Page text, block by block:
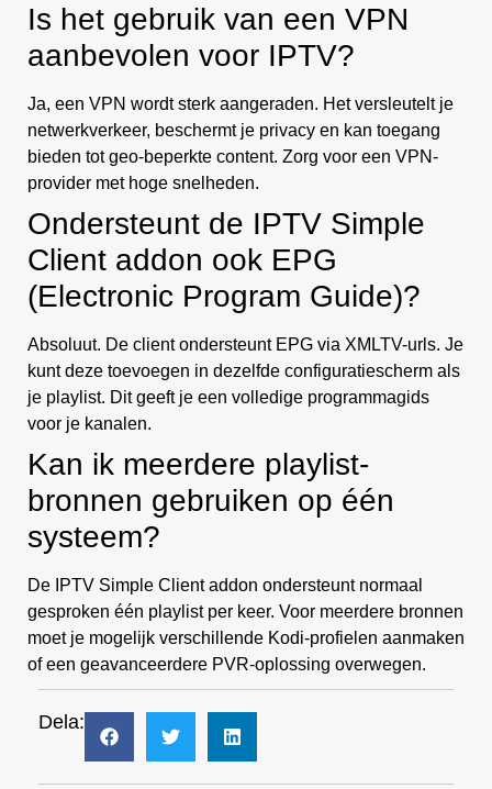
Is het gebruik van een VPN
aanbevolen voor IPTV?
Ja, een VPN wordt sterk aangeraden. Het versleutelt je
netwerkverkeer, beschermt je privacy en kan toegang
bieden tot geo-beperkte content. Zorg voor een VPN-
provider met hoge snelheden.
Ondersteunt de IPTV Simple
Client addon ook EPG
(Electronic Program Guide)?
Absoluut. De client ondersteunt EPG via XMLTV-urls. Je
kunt deze toevoegen in dezelfde configuratiescherm als
je playlist. Dit geeft je een volledige programmagids
voor je kanalen.
Kan ik meerdere playlist-
bronnen gebruiken op één
systeem?
De IPTV Simple Client addon ondersteunt normaal
gesproken één playlist per keer. Voor meerdere bronnen
moet je mogelijk verschillende Kodi-profielen aanmaken
of een geavanceerdere PVR-oplossing overwegen.
Dela: